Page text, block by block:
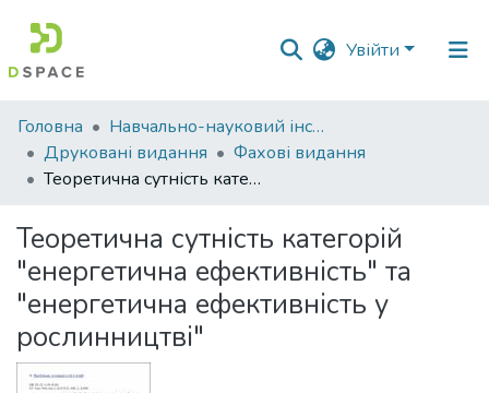
Увійти
Фонди
та
зібрання
Статистика
Головна
Навчально-науковий інститут економіки, управління, права та інформаційних технологій
Друковані видання
Фахові видання
Теоретична сутність категорій "енергетична ефективність" та "енергетична ефективність у рослинництві"
Теоретична сутність категорій
"енергетична ефективність" та
"енергетична ефективність у
рослинництві"